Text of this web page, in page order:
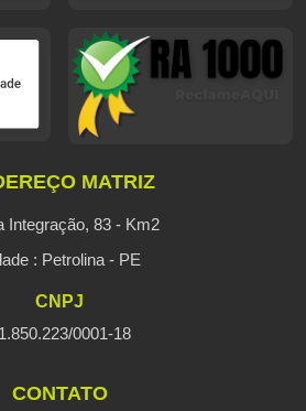
MATRIZ
Integração, 83 - Km2
: Petrolina - PE
CNPJ
0001-18
CONTATO